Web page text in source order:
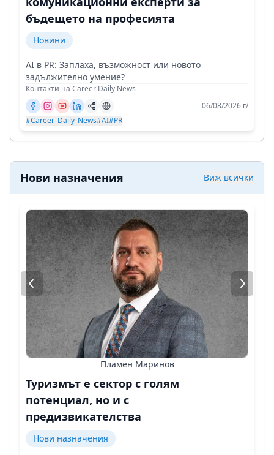
бъдещето на професията
Новини
AI в PR: Заплаха, възможност или новото
задължително умение?
Контакти на Career Daily News
06/08/2026 г/
#Career_Daily_News#AI#PR
Нови назначения Виж всички
Пламен Маринов
Туризмът е сектор с голям
потенциал, но и с
предизвикателства
Нови назначения